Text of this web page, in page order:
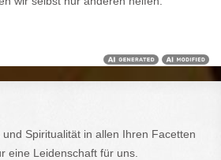
Spiritualität in allen Ihren Facetten
eine Leidenschaft für uns.